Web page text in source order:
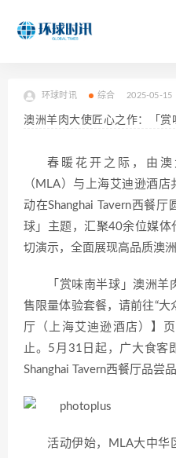
环球时讯 综合 2025-05-15
澳洲羊肉大使匠心之作：「赏
春暖花开之际，由
（MLA）与上海艾迪逊酒
动在Shanghai Tavern西餐
球」主题，汇聚40余位媒体
切演示，全面展现高品质澳
「赏味南半球」澳洲
售限量体验套餐，请前往“大
厅（上海艾迪逊酒店）】
止。5月31日起，广大食客
Shanghai Tavern西餐厅品尝
活动伊始，MLA大中华